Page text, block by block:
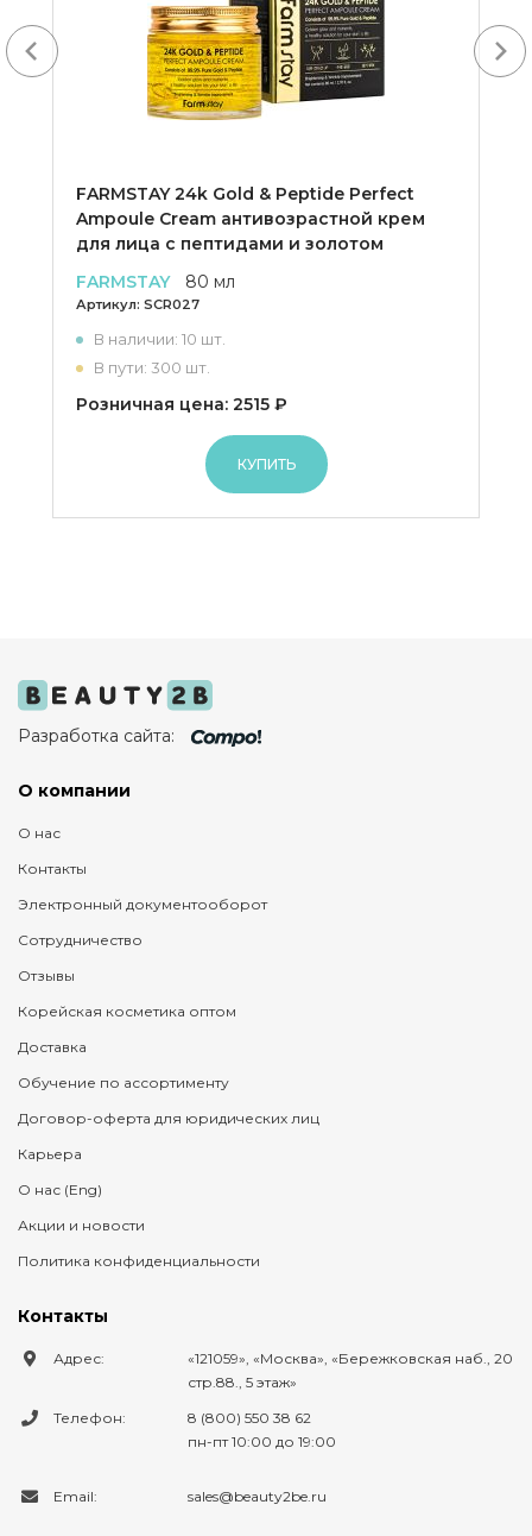
FARMSTAY 24k Gold & Peptide Perfect
Ampoule Cream антивозрастной крем
для лица с пептидами и золотом
FARMSTAY
80 мл
Артикул: SCR027
В наличии: 10 шт.
В пути: 300 шт.
Розничная цена: 2515 ₽
КУПИТЬ
Next
Разработка сайта:
О компании
О нас
Контакты
Электронный документооборот
Сотрудничество
Отзывы
Корейская косметика оптом
Доставка
Обучение по ассортименту
Договор-оферта для юридических лиц
Карьера
О нас (Eng)
Акции и новости
Политика конфиденциальности
Контакты
Адрес: 121059 , Москва ,
Бережковская наб., 20
стр.88., 5 этаж
Телефон:
8 (800) 550 38 62
пн-пт 10:00 до 19:00
Email: sales@beauty2be.ru